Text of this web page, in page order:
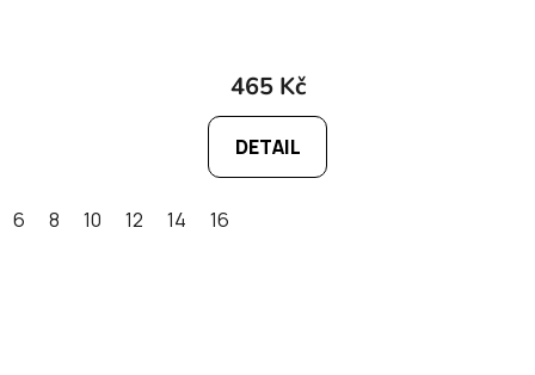
465 Kč
DETAIL
6 8 10 12 14 16